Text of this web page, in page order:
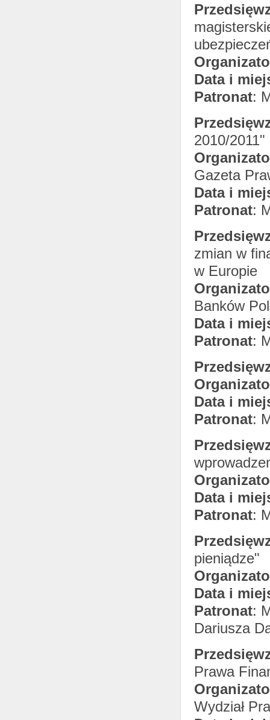
Data i
Patronat:
2010/2011"
Gazeta
Data i
Patronat:
zmian w
w Europie
Banków
Data i
Patronat:
Data i
Patronat:
Data i
Patronat:
pieniądze"
Data i
Patronat:
Dariusza
Prawa
Wydział